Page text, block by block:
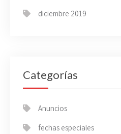
diciembre 2019
Categorías
Anuncios
fechas especiales